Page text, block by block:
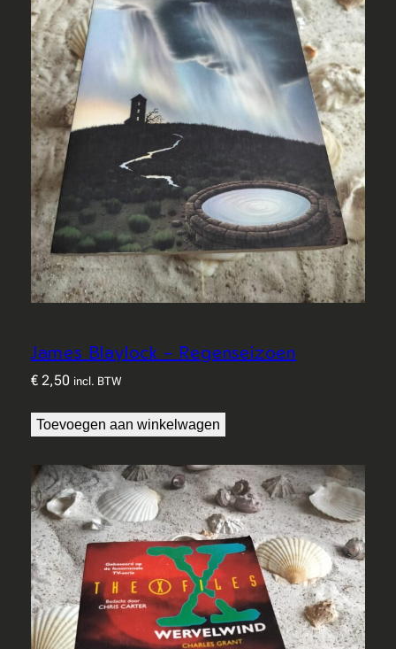
James Blaylock – Regenseizoen
€2,50 incl. BTW
Toevoegen aan winkelwagen